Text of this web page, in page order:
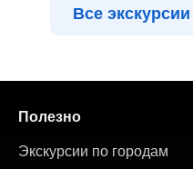
Все
Полезно
Экскурсии по городам